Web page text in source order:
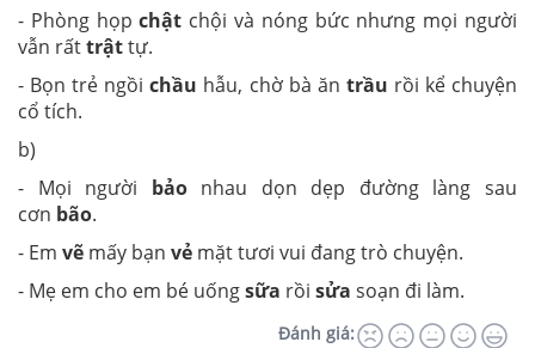
- Phòng họpchật chội và nóng bức nhưng mọi người
vẫn rấttrậttự.
- Bọn trẻ ngồichầu hẫu, chờ bà ăn trầu rồi kể chuyện
cổ tích.
b)
- Mọi người bảonhau dọn dẹp đường làng sau
cơn bão.
- Em vẽ mấy bạn vẻ mặt tươi vui đang trò chuyện.
- Mẹ em cho em bé uốngsữa rồi sửa soạn đi làm.
Đánh giá: